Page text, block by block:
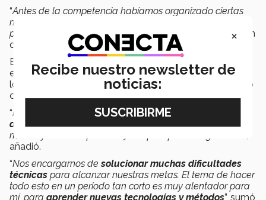
“Antes de la competencia habíamos organizado ciertas
metas. Juntamos lo que los biomédicos y los
programadores debían hacer ”, reveló Lego. Pero tuvieron
que efectuar cambios.
El equipo se reunió con anterioridad para, según Emilio,
establecer el concepto del proyecto. Sin embargo, la
logística interna de su desarrollo terminó por definir otro
camino.
“Había momentos dondesentíamos que no podíamos
avanzar
mucho y tuvimos que trabajar rápido para integrar todo
añadió.
“Nos encargarnos desolucionar muchas dificultades
técnicas para alcanzar nuestras metas. El tema de hacer
todo esto en un periodo tan corto es muy alentador para
mí, para aprender nuevas tecnologías y métodos”, sumó
×
Recibe nuestro newsletter de
noticias: